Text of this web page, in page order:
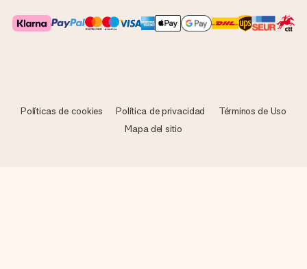
Políticas de cookies Política de privacidad
Términos de Uso
Mapa del sitio